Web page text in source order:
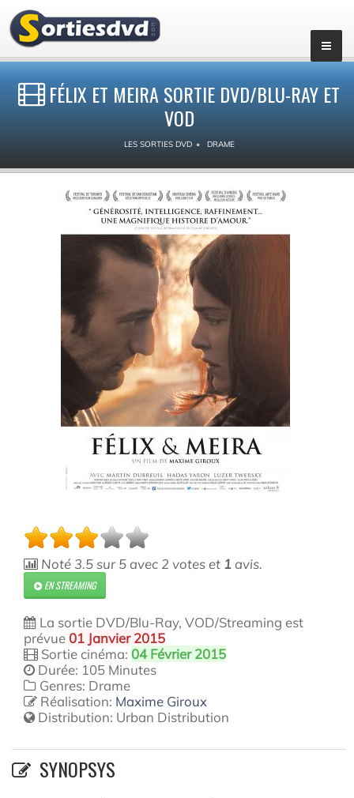
FÉLIX ET MEIRA SORTIE DVD/BLU-RAY ET
VOD
LES SORTIES DVD DRAME
Noté 3.5sur5 avec 2 votes et 1 avis.
EN STREAMING
La sortie DVD/Blu-Ray, VOD/Streaming est
prévue01 Janvier 2015
Sortie cinéma: 04 Février 2015
Durée: 105 Minutes
Genres: Drame
Réalisation: Maxime Giroux
Distribution: Urban Distribution
SYNOPSYS